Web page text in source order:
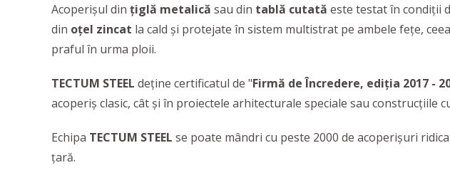
Acoperișul din țiglă metalică sau din tablă cutată este testat în condiții
din oțel zincat la cald și protejate în sistem multistrat pe ambele fețe,
praful în urma ploii.
TECTUM STEEL deține certificatul de "Firmă de Încredere, ediția 2017 -
acoperiș clasic, cât și în proiectele arhitecturale speciale sau construcțiile
Echipa TECTUM STEEL se poate mândri cu peste 2000 de acoperișuri
țară.